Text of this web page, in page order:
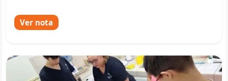
Ver nota